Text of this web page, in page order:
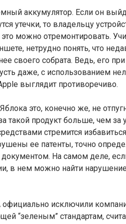
аккумулятор. Если он
утечки, то владельцу
можно отремонтировать.
нетрудно понять, что
своего собрата. Ведь, его
даже, с использованием
выглядит противоречиво.
это, конечно же, не
такой продукт больше, чем
стремится
ее патенты, точно
На самом деле,
в нем можно найти
исключили
“зеленым” стандартам,